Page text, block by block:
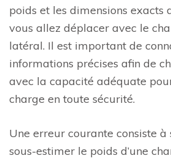
poids et les dimensions exacts
vous allez déplacer avec le
latéral. Il est important de
informations précises afin de
avec la capacité adéquate
charge en toute sécurité.
Une erreur courante consiste
sous-estimer le poids d’une